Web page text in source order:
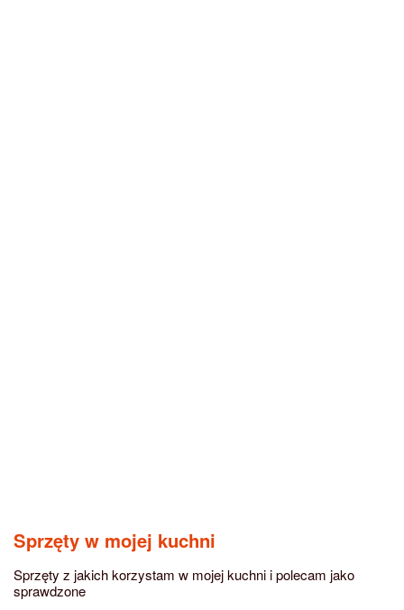
Sprzęty w mojej kuchni
Sprzęty z jakich korzystam w mojej kuchni i polecam jako
sprawdzone